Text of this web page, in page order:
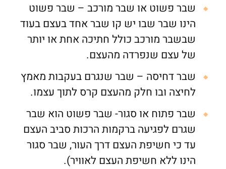
שבר פשוט או שבר מורכב – שבר פשוט
הינו שבר שבו יש קו שבר אחד בעצם בעוד
שבשבר מורכב כולל חתיכה אחת או יותר
של עצם שנפרדה מהעצם.
שבר דחיסה – שבר שנגרם בעקבות מאמץ
לחיצה ובו חלק מהעצם קרס לתוך עצמו.
שבר פתוח או סגור- שבר פשוט הוא שבר
שגרם לפגיעה ברקמות הרכות סביב העצם
עד כי חשיפת העצם דרך העור, שבר סגור
הינו ללא חשיפת העצם לאוויר).